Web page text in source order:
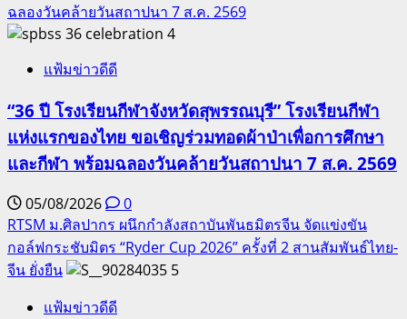
ฉลองวันคล้ายวันสถาปนา 7 ส.ค. 2569
4
แฟ้มข่าวดีดี
“36 ปี โรงเรียนกีฬาจังหวัดสุพรรณบุรี” โรงเรียนกีฬา
แห่งแรกของไทย ขอเชิญร่วมทอดผ้าป่าเพื่อการศึกษา
และกีฬา พร้อมฉลองวันคล้ายวันสถาปนา 7 ส.ค. 2569
05/08/2026
0
RTSM ม.ศิลปากร ผนึกกำลังสถาบันพันธมิตรจีน จัดแข่งขัน
กอล์ฟกระชับมิตร “Ryder Cup 2026” ครั้งที่ 2 สานสัมพันธ์ไทย-
จีน ยั่งยืน
5
แฟ้มข่าวดีดี